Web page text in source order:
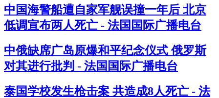
中国海警船遭自家军舰误撞一年后 北京
低调宣布两人死亡 - 法国国际广播电台
中俄缺席广岛原爆和平纪念仪式 俄罗斯
对其进行批判 - 法国国际广播电台
泰国学校发生枪击案 共造成8人死亡 - 法